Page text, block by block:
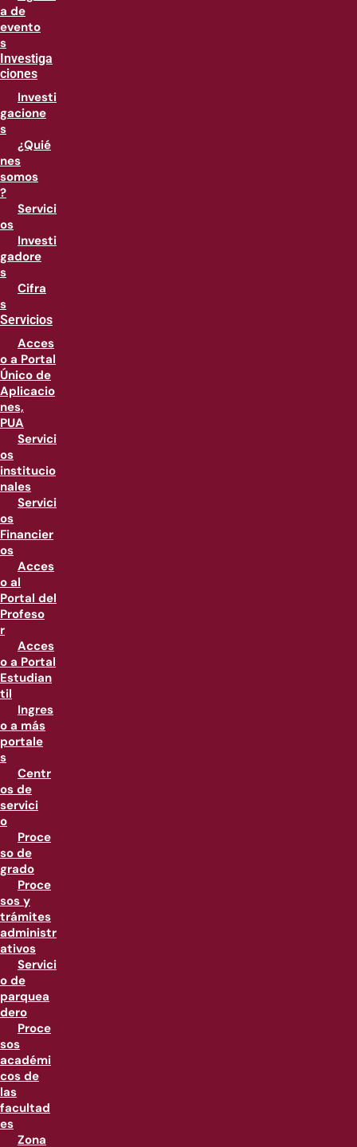
a de
evento
s
Investiga
ciones
Investi
gacione
s
¿Quié
nes
somos
?
Servici
os
Investi
gadore
s
Cifra
s
Servicios
Acces
o a Portal
Único de
Aplicacio
nes,
PUA
Servici
os
institucio
nales
Servici
os
Financier
os
Acces
o al
Portal del
Profeso
r
Acces
o a Portal
Estudian
til
Ingres
o a más
portale
s
Centr
os de
servici
o
Proce
so de
grado
Proce
sos y
trámites
administr
ativos
Servici
o de
parquea
dero
Proce
sos
académi
cos de
las
facultad
es
Zona